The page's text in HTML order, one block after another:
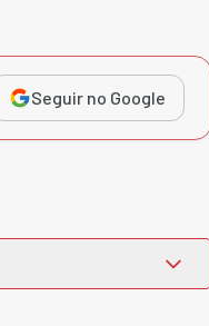
Seguir no Google